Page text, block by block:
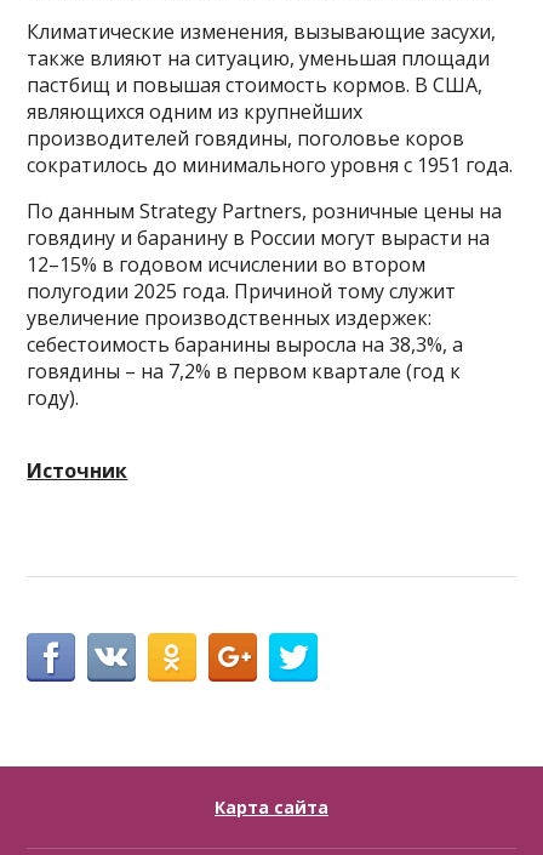
Климатические изменения, вызывающие засухи,
также влияют на ситуацию, уменьшая площади
пастбищ и повышая стоимость кормов. В США,
являющихся одним из крупнейших
производителей говядины, поголовье коров
сократилось до минимального уровня с 1951 года.
По данным Strategy Partners, розничные цены на
говядину и баранину в России могут вырасти на
12–15% в годовом исчислении во втором
полугодии 2025 года. Причиной тому служит
увеличение производственных издержек:
себестоимость баранины выросла на 38,3%, а
говядины – на 7,2% в первом квартале (год к
году).
Источник
Карта сайта